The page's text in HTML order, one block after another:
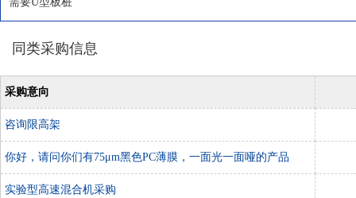
同类采购信息
采购意向
咨询限高架
你好，请问你们有75μm黑色PC薄膜，一面光一面哑的产品
吗？
实验型高速混合机采购